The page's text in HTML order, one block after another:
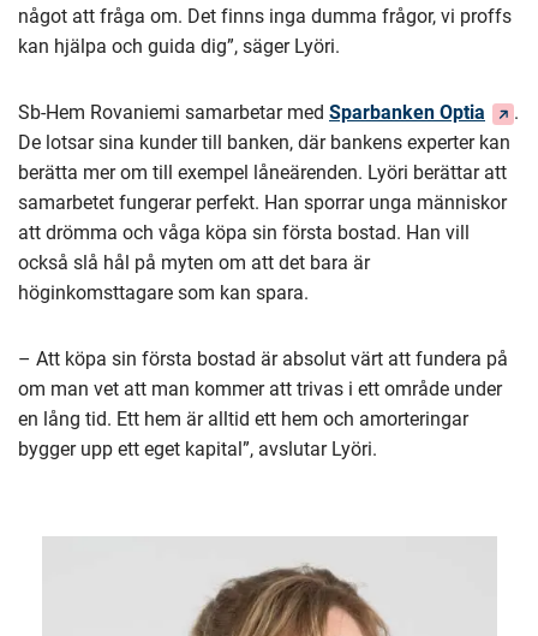
något att fråga om. Det finns inga dumma frågor, vi proffs
kan hjälpa och guida dig”, säger Lyöri.
Sb-Hem Rovaniemi samarbetar med Sparbanken Optia (Du
till
en
.
De lotsar sina kunder till banken, där bankens experter kan
berätta mer om till exempel låneärenden. Lyöri berättar att
samarbetet fungerar perfekt. Han sporrar unga människor
att drömma och våga köpa sin första bostad. Han vill
också slå hål på myten om att det bara är
höginkomsttagare som kan spara.
– Att köpa sin första bostad är absolut värt att fundera på
om man vet att man kommer att trivas i ett område under
en lång tid. Ett hem är alltid ett hem och amorteringar
bygger upp ett eget kapital”, avslutar Lyöri.